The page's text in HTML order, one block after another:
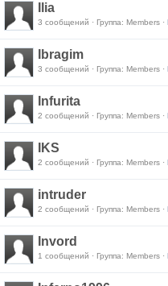
Ilia
3 сообщений · Группа: Members ·
Ibragim
3 сообщений · Группа: Members ·
Infurita
2 сообщений · Группа: Members ·
IKS
2 сообщений · Группа: Members ·
intruder
2 сообщений · Группа: Members ·
Invord
1 сообщений · Группа: Members ·